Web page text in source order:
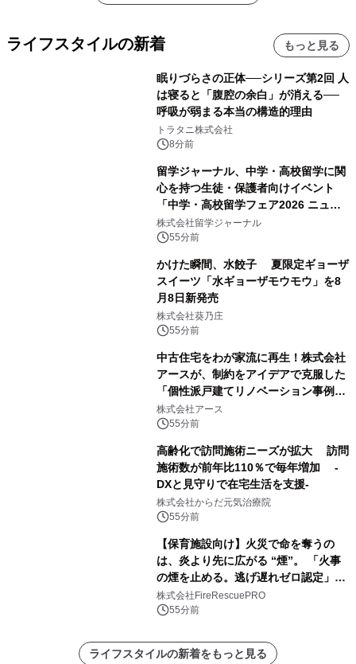
ライフスタイルの新着 もっと見る
眠りづらさの正体──シリーズ第2回 人
は寝ると「腹腔の余白」が消える──
呼吸が弱まる本当の構造的理由
トラタニ株式会社
8分前
留学ジャーナル、中学・高校留学に関
心を持つ生徒・保護者向けイベント
「中学・高校留学フェア2026 ニュー
ジーランド＆オーストラリア」を
9/12(土)に開催
株式会社留学ジャーナル
55分前
かけた瞬間、水餃子 夏限定ギョーザ
スイーツ「水ギョーザモウモウ」を8
月8日新発売
株式会社葵乃庄
55分前
中古住宅をわが家流に再生！株式会社
アースが、制約をアイデアで克服した
「個性派戸建てリノベーション事例5
選」を公開
株式会社アース
55分前
高齢化で訪問施術ニーズが拡大 訪問
施術数が前年比110％で毎年増加 -
DXと見守りで在宅生活を支援-
株式会社からだ元気治療院
55分前
【保育施設向け】火災で命を奪うの
は、炎より先に広がる “煙”。 「火事
の煙を止める。逃げ遅れゼロ認定」提
供開始
株式会社FireRescuePRO
55分前
ライフスタイルの新着をもっと見る